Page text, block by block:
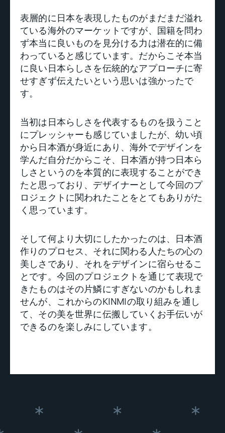
表層的に日本を表現したものがまだまだ溢れ
ている海外のマーケットですが、国籍を問わ
ず本当に良いものを見分ける力は潜在的に備
わっていると感じています。だからこそ本当
に良い日本らしさを伝統的なアプローチに寄
せすぎず伝えたいという思いは強かったで
す。
当初は日本らしさを代表するものを扱うこと
にプレッシャーも感じていましたが、幼い頃
から日本酒が身近にあり、海外でデザインを
学んだ自分だからこそ、日本酒が持つ日本ら
しさというのを本質的に表現することができ
たと思っており、デザイナーとして今回のプ
ロジェクトに関われたことをとてもありがた
く思っています。
そして何より大切にしたかったのは、日本酒
作りのプロセス、それに関わる人たちの心の
美しさであり、それをデザインに宿らせるこ
とです。今回のプロジェクトを通じて表現で
きたものはその片鱗にすぎないのかもしれま
せんが、これからのKINMIの取り組みを通し
て、その美を世界に伝搬していくお手伝いが
できるのを楽しみにしています。